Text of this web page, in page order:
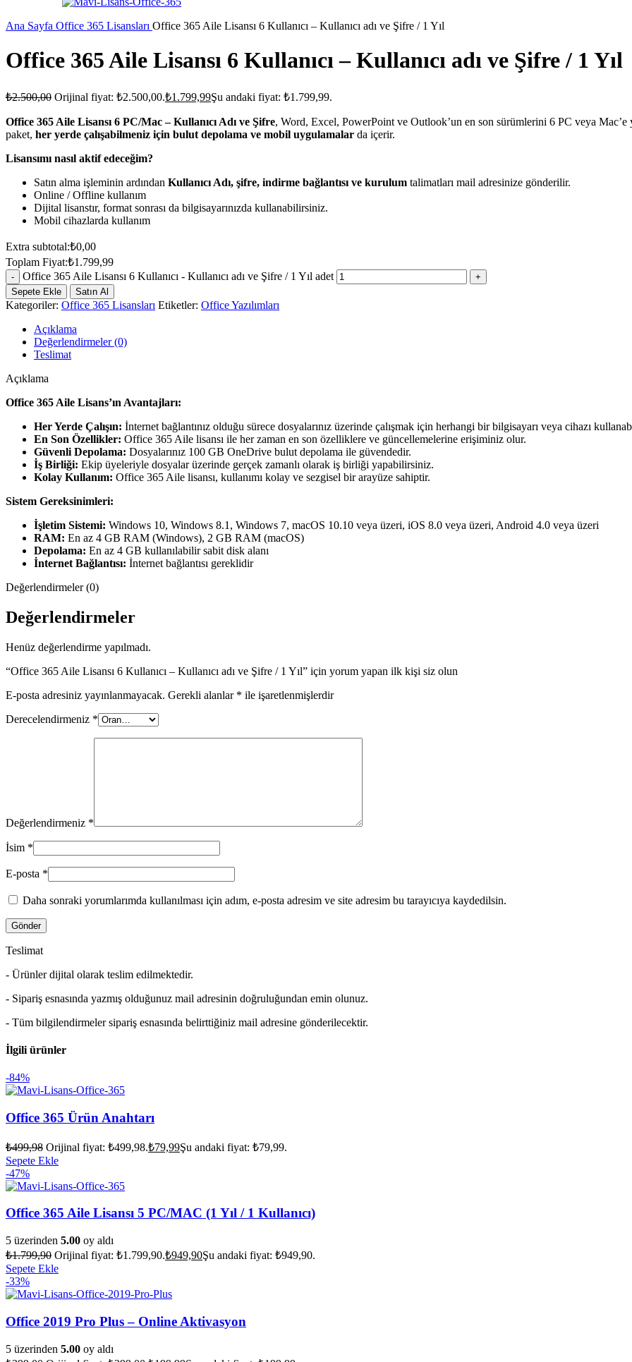
Ana Sayfa Office 365 Lisansları Office 365 Aile Lisansı 6 Kullanıcı – Kullanıcı adı ve Şifre / 1 Yıl
Office 365 Aile Lisansı 6 Kullanıcı – Kullanıcı adı ve Şifre / 1 Yıl
₺2.500,00 Orijinal fiyat: ₺2.500,00.₺1.799,99Şu andaki fiyat: ₺1.799,99.
Office 365 Aile Lisansı 6 PC/Mac – Kullanıcı Adı ve Şifre, Word, Excel, PowerPoint ve Outlook’un en son sürümlerini 6 PC veya
paket, her yerde çalışabilmeniz için bulut depolama ve mobil uygulamalar da içerir.
Lisansımı nasıl aktif edeceğim?
Satın alma işleminin ardından Kullanıcı Adı, şifre, indirme bağlantısı ve kurulum talimatları mail adresinize gönderilir.
Online / Offline kullanım
Dijital lisanstır, format sonrası da bilgisayarınızda kullanabilirsiniz.
Mobil cihazlarda kullanım
Extra subtotal:₺0,00
Toplam Fiyat:₺1.799,99
Office 365 Aile Lisansı 6 Kullanıcı - Kullanıcı adı ve Şifre / 1 Yıl adet
Sepete Ekle Satın Al
Kategoriler: Office 365 Lisansları Etiketler: Office Yazılımları
Açıklama
Değerlendirmeler (0)
Teslimat
Açıklama
Office 365 Aile Lisans’ın Avantajları:
Her Yerde Çalışın: İnternet bağlantınız olduğu sürece dosyalarınız üzerinde çalışmak için herhangi bir bilgisayarı veya cihazı
En Son Özellikler: Office 365 Aile lisansı ile her zaman en son özelliklere ve güncellemelerine erişiminiz olur.
Güvenli Depolama: Dosyalarınız 100 GB OneDrive bulut depolama ile güvendedir.
İş Birliği: Ekip üyeleriyle dosyalar üzerinde gerçek zamanlı olarak iş birliği yapabilirsiniz.
Kolay Kullanım: Office 365 Aile lisansı, kullanımı kolay ve sezgisel bir arayüze sahiptir.
Sistem Gereksinimleri:
İşletim Sistemi: Windows 10, Windows 8.1, Windows 7, macOS 10.10 veya üzeri, iOS 8.0 veya üzeri, Android 4.0 veya üzeri
RAM: En az 4 GB RAM (Windows), 2 GB RAM (macOS)
Depolama: En az 4 GB kullanılabilir sabit disk alanı
İnternet Bağlantısı: İnternet bağlantısı gereklidir
Değerlendirmeler (0)
Değerlendirmeler
Henüz değerlendirme yapılmadı.
“Office 365 Aile Lisansı 6 Kullanıcı – Kullanıcı adı ve Şifre / 1 Yıl” için yorum yapan ilk kişi siz olun
E-posta adresiniz yayınlanmayacak. Gerekli alanlar * ile işaretlenmişlerdir
Derecelendirmeniz *
Değerlendirmeniz *
İsim *
E-posta *
Daha sonraki yorumlarımda kullanılması için adım, e-posta adresim ve site adresim bu tarayıcıya kaydedilsin.
Teslimat
- Ürünler dijital olarak teslim edilmektedir.
- Sipariş esnasında yazmış olduğunuz mail adresinin doğruluğundan emin olunuz.
- Tüm bilgilendirmeler sipariş esnasında belirttiğiniz mail adresine gönderilecektir.
İlgili ürünler
-84%
Office 365 Ürün Anahtarı
₺499,98 Orijinal fiyat: ₺499,98.₺79,99Şu andaki fiyat: ₺79,99.
Sepete Ekle
-47%
Office 365 Aile Lisansı 5 PC/MAC (1 Yıl / 1 Kullanıcı)
5 üzerinden 5.00 oy aldı
₺1.799,90 Orijinal fiyat: ₺1.799,90.₺949,90Şu andaki fiyat: ₺949,90.
Sepete Ekle
-33%
Office 2019 Pro Plus – Online Aktivasyon
5 üzerinden 5.00 oy aldı